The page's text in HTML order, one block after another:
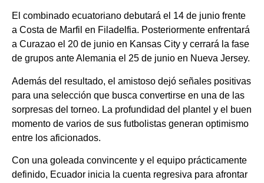
El combinado ecuatoriano debutará el 14 de junio frente
a Costa de Marfil en Filadelfia. Posteriormente enfrentará
a Curazao el 20 de junio en Kansas City y cerrará la fase
de grupos ante Alemania el 25 de junio en Nueva Jersey.
Además del resultado, el amistoso dejó señales positivas
para una selección que busca convertirse en una de las
sorpresas del torneo. La profundidad del plantel y el buen
momento de varios de sus futbolistas generan optimismo
entre los aficionados.
Con una goleada convincente y el equipo prácticamente
definido, Ecuador inicia la cuenta regresiva para afrontar